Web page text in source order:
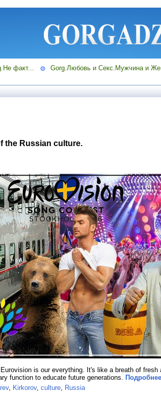
факт... Gorg.Любовь и Секс.Мужчина и
the Russian culture.
is our everything. It's like a breath of
function to educate future generations.
, Kirkorov, culture, Russia